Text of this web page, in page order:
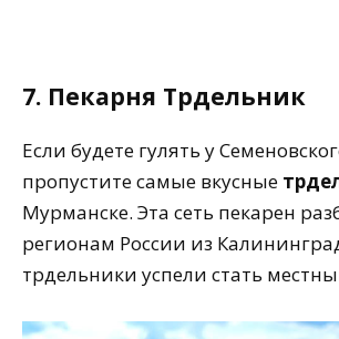
7. Пекарня Трдельник
Если будете гулять у
пропустите самые вкусные
Мурманске. Эта сеть пекарен
регионам России из
трдельники успели стать